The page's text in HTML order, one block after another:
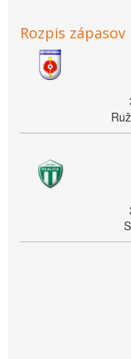
Rozpis zápasov